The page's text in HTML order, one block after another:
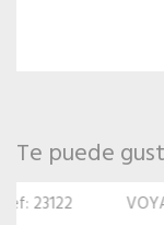
Te puede
Ref: 23238